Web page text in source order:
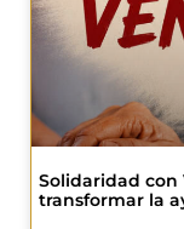
Solidaridad con
transformar la